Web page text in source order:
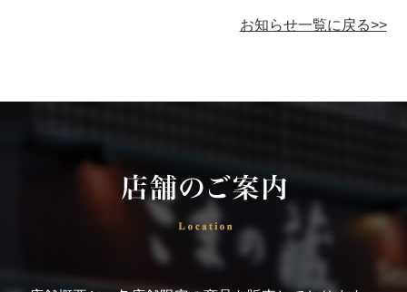
お知らせ一覧に戻る>>